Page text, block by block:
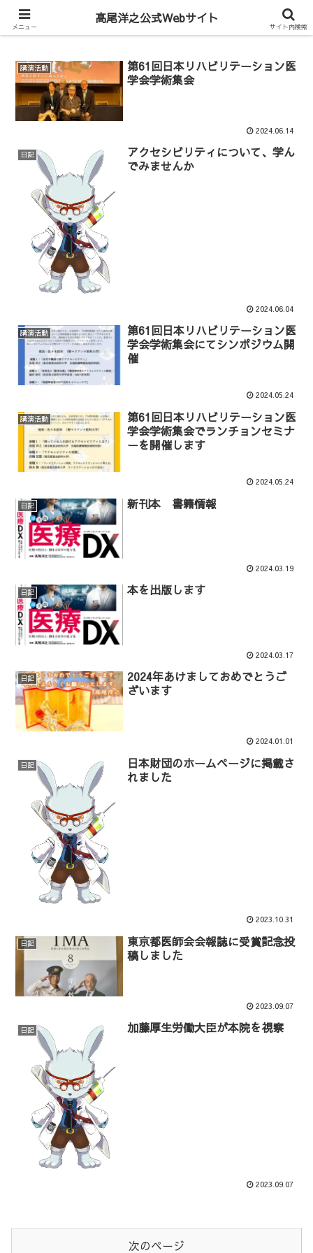
Hiroyuki Takao Official Web
講演活動
第61回日本リハビリテーション医
学会学術集会
2024.06.14
日記
アクセシビリティについて、学ん
でみませんか
2024.06.04
講演活動
第61回日本リハビリテーション医
学会学術集会にてシンポジウム開
催
2024.05.24
講演活動
第61回日本リハビリテーション医
学会学術集会でランチョンセミナ
ーを開催します
2024.05.24
日記 新刊本 書籍情報
2024.03.19
日記 本を出版します
2024.03.17
日記
2024年あけましておめでとうご
ざいます
2024.01.01
日記
日本財団のホームページに掲載さ
れました
2023.10.31
日記
東京都医師会会報誌に受賞記念投
稿しました
2023.09.07
日記 加藤厚生労働大臣が本院を視察
2023.09.07
次のページ
メニュー
髙尾洋之公式Webサイト
サイト内検索